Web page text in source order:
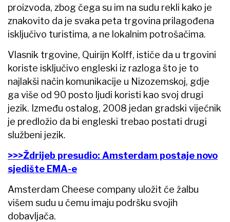
proizvoda, zbog čega su im na sudu rekli kako je
znakovito da je svaka peta trgovina prilagođena
isključivo turistima, a ne lokalnim potrošačima.
Vlasnik trgovine, Quirijn Kolff, ističe da u trgovini
koriste isključivo engleski iz razloga što je to
najlakši način komunikacije u Nizozemskoj, gdje
ga više od 90 posto ljudi koristi kao svoj drugi
jezik. Između ostalog, 2008 jedan gradski vijećnik
je predložio da bi engleski trebao postati drugi
službeni jezik.
>>>Ždrijeb presudio: Amsterdam postaje novo
sjedište EMA-e
Amsterdam Cheese company uložit će žalbu
višem sudu u čemu imaju podršku svojih
dobavljača.